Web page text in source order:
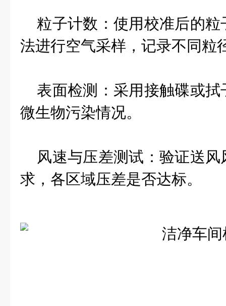
粒子计数：使用校准后的粒
法进行空气采样，记录不同粒
表面检测：采用接触碟或拭
微生物污染情况。
风速与压差测试：验证送风
求，各区域压差是否达标。